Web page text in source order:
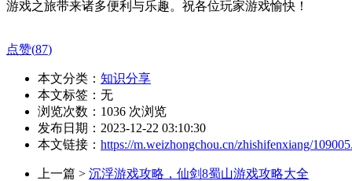
游戏之旅带来诸多便利与乐趣。祝各位玩家游戏愉快！
点赞(87)
本文分类： 知识分享
本文标签：无
浏览次数： 1036 次浏览
发布日期：2023-12-22 03:10:30
本文链接： https://m.weizhongchou.cn/zhishifenxiang/
上一篇 > 沉浮游戏攻略，仙剑8蜀山游戏攻略大全